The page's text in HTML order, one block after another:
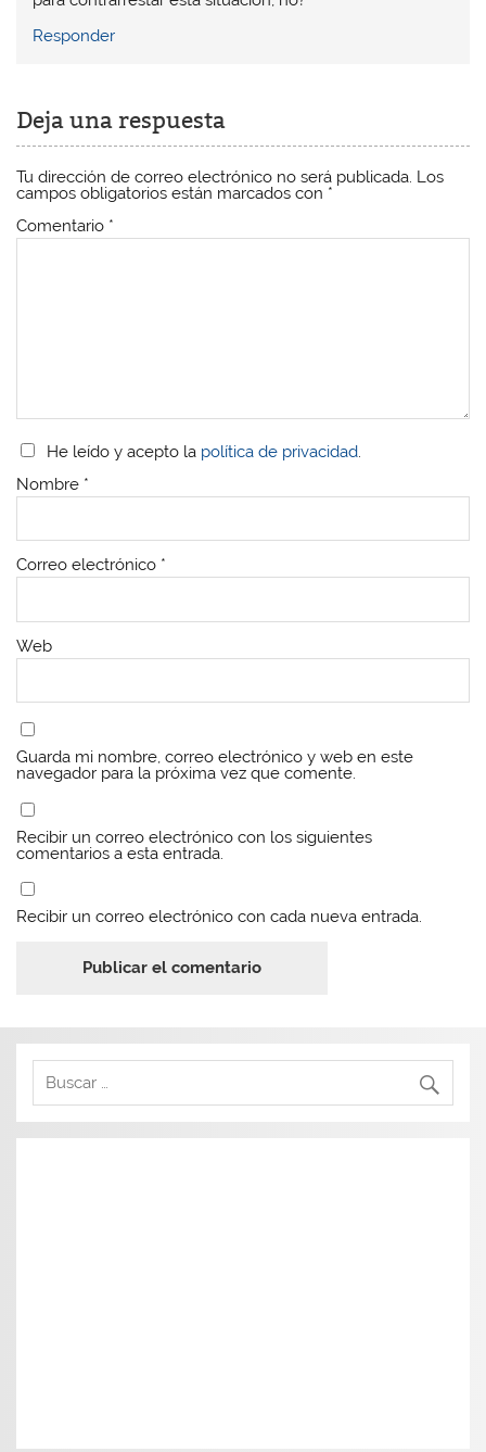
n
n
n
n
a n
Responder
Deja una respuesta
Tu dirección de correo electrónico no será publicada. Los
campos obligatorios están marcados con *
Comentario *
He leído y acepto la política de privacidad
Nombre *
Correo electrónico *
Web
Guarda mi nombre, correo electrónico y web en este
navegador para la próxima vez que comente.
Recibir un correo electrónico con los siguientes
comentarios a esta entrada.
Recibir un correo electrónico con cada nueva entrada.